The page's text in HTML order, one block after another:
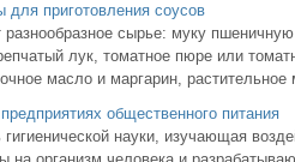
приготовления соусов
сырье: муку
лук, томатное пюре или
масло и маргарин,
общественного питания
гигиенической науки, изучающая